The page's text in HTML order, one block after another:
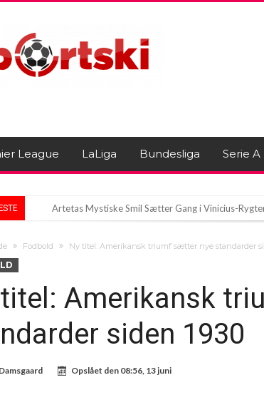
League LaLiga Bundesliga Serie A
Artetas Mystiske Smil Sætter Gang i Vinicius-
Fodbold Ny titel: Amerikansk triumf sætter nye standarder
Amerikansk
siden 1930
Opslået den 08:56, 13 juni